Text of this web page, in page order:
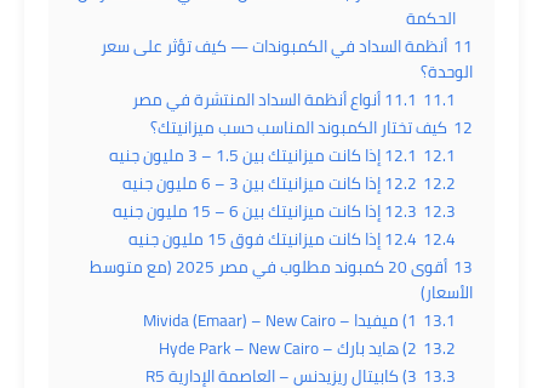
الحكمة
11 أنظمة السداد في الكمبوندات — كيف تؤثر على سعر
الوحدة؟
11.1 11.1 أنواع أنظمة السداد المنتشرة في مصر
12 كيف تختار الكمبوند المناسب حسب ميزانيتك؟
12.1 12.1 إذا كانت ميزانيتك بين 1.5 – 3 مليون جنيه
12.2 12.2 إذا كانت ميزانيتك بين 3 – 6 مليون جنيه
12.3 12.3 إذا كانت ميزانيتك بين 6 – 15 مليون جنيه
12.4 12.4 إذا كانت ميزانيتك فوق 15 مليون جنيه
13
أقوى 20 كمبوند مطلوب في مصر 2025 (مع متوسط
الأسعار)
13.1 1) ميفيدا – Mivida (Emaar) – New Cairo
13.2 2) هايد بارك – Hyde Park – New Cairo
13.3 3) كابيتال ريزيدنس – العاصمة الإدارية R5